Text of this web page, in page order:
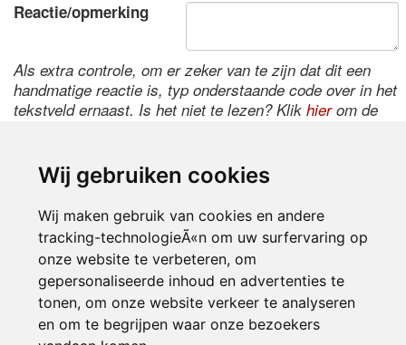
Wij gebruiken cookies
Wij maken gebruik van cookies en andere
tracking-technologieÃ«n om uw surfervaring op
onze website te verbeteren, om
gepersonaliseerde inhoud en advertenties te
tonen, om onze website verkeer te analyseren
en om te begrijpen waar onze bezoekers
Reactie/opmerking
Als extra controle, om er zeker van te zijn dat dit een
handmatige reactie is, typ onderstaande code over in het
tekstveld ernaast. Is het niet te lezen? Klik hierom de
Inloggen